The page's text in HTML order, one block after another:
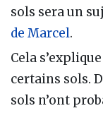
sols sera un
de Marcel.
Cela
certains sols.
sols n’ont